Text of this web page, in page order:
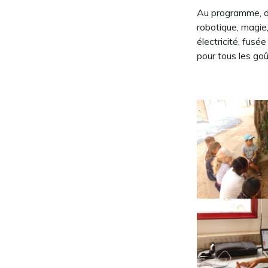
Au programme,
robotique,
électricité,
pour tous les